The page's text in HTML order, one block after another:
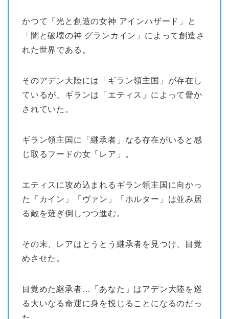
かつて「光と創造の女神 アインハザード」と
「闇と破壊の神 グランカイン」によって創造さ
れた世界である。
そのアデン大陸には「ギラン領主国」が存在し
ているが、ギランは「エティス」によって脅か
されていた。
ギラン領主国に「継承者」なる存在がいると感
じ取るフードの女「レア」。
エティスに攻め込まれるギラン領主国に向かっ
た「カイン」「ヴァン」「ホルター」は並み居
る敵を薙ぎ倒しつつ進む。
その末、レアはとうとう継承者を見つけ、目覚
めさせた。
目覚めた継承者…「あなた」はアデン大陸を巡
る大いなる命運に身を投じることになるのだっ